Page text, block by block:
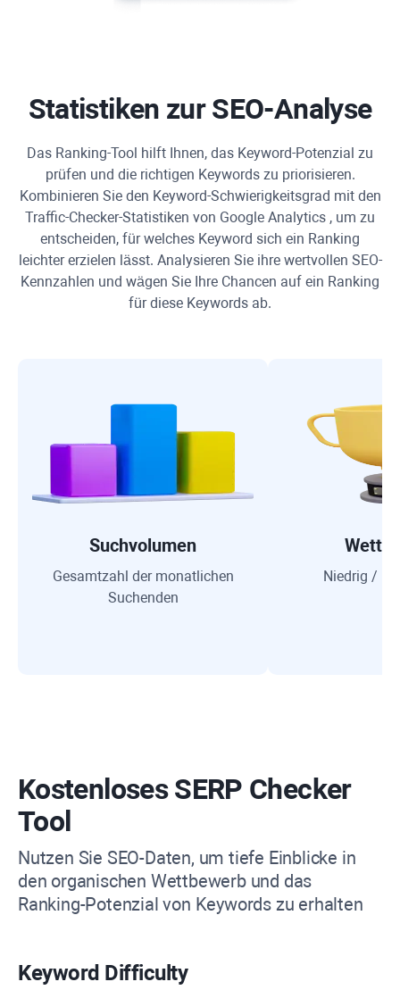
Statistiken zur SEO-Analyse
Das Ranking-Tool hilft Ihnen, das Keyword-Potenzial zu
prüfen und die richtigen Keywords zu priorisieren.
Kombinieren Sie den Keyword-Schwierigkeitsgrad mit den
Traffic-Checker-Statistiken von Google Analytics , um zu
entscheiden, für welches Keyword sich ein Ranking
leichter erzielen lässt. Analysieren Sie ihre wertvollen SEO-
Kennzahlen und wägen Sie Ihre Chancen auf ein Ranking
für diese Keywords ab.
Suchvolumen
Gesamtzahl der monatlichen
Suchenden
Niedrig /
KostenlosesSERP Checker
Tool
Nutzen Sie SEO-Daten, um tiefe Einblicke in
den organischen Wettbewerb und das
Ranking-Potenzial von Keywords zu erhalten
Keyword Difficulty